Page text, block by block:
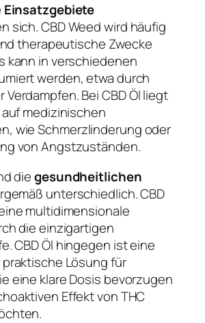
Einsatzgebiete
sich. CBD Weed wird häufig
therapeutische Zwecke
kann in verschiedenen
werden, etwa durch
Verdampfen. Bei CBD Öl liegt
medizinischen
wie Schmerzlinderung oder
von Angstzuständen.
diegesundheitlichen
unterschiedlich. CBD
multidimensionale
die einzigartigen
CBD Öl hingegen ist eine
Lösung für
eine klare Dosis bevorzugen
Effekt von THC